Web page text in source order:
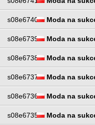
s08e6740 Moda na
s08e6739 Moda na
s08e6738 Moda na
s08e6737 Moda na
s08e6736 Moda na
s08e6735 Moda na